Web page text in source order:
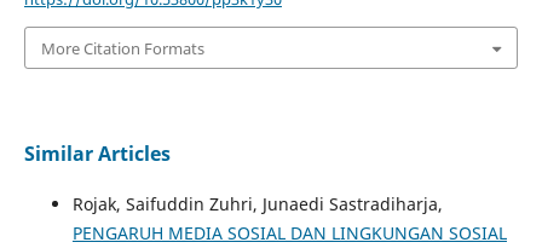
More Citation Formats
Similar Articles
Rojak, Saifuddin Zuhri, Junaedi Sastradiharja,
PENGARUH MEDIA SOSIAL DAN LINGKUNGAN SOSIAL